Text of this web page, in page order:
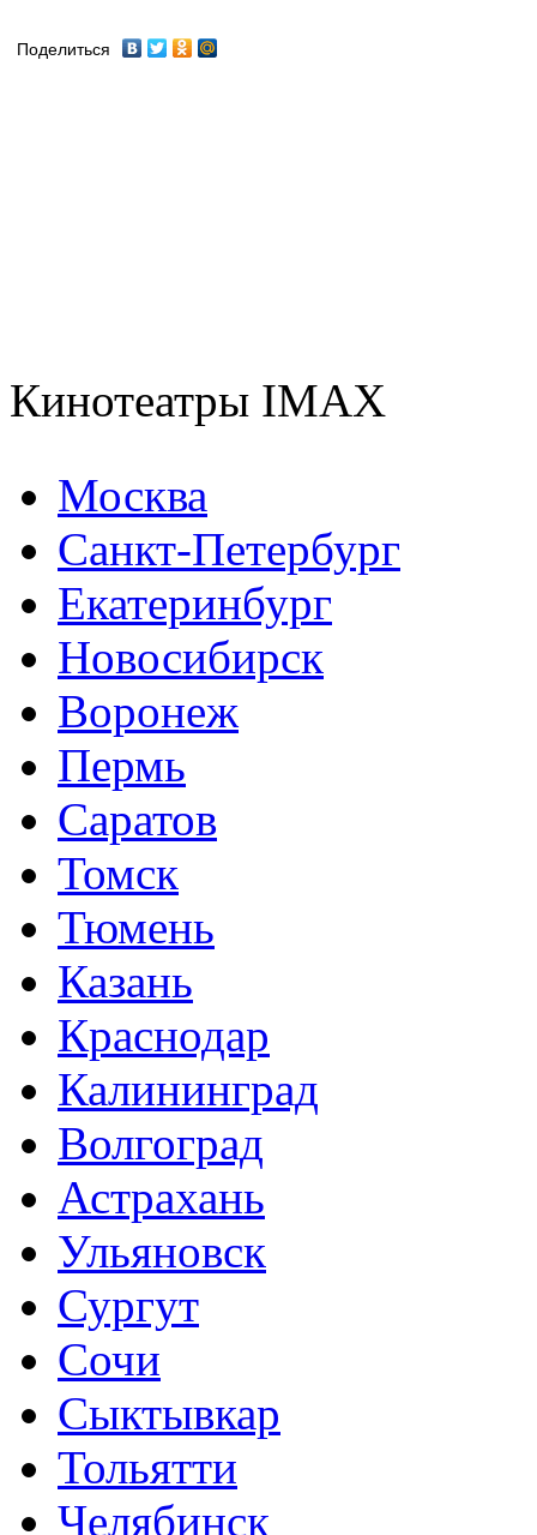
Поделиться
Кинотеатры IMAX
Москва
Санкт-Петербург
Екатеринбург
Новосибирск
Воронеж
Пермь
Саратов
Томск
Тюмень
Казань
Краснодар
Калининград
Волгоград
Астрахань
Ульяновск
Сургут
Сочи
Сыктывкар
Тольятти
Челябинск